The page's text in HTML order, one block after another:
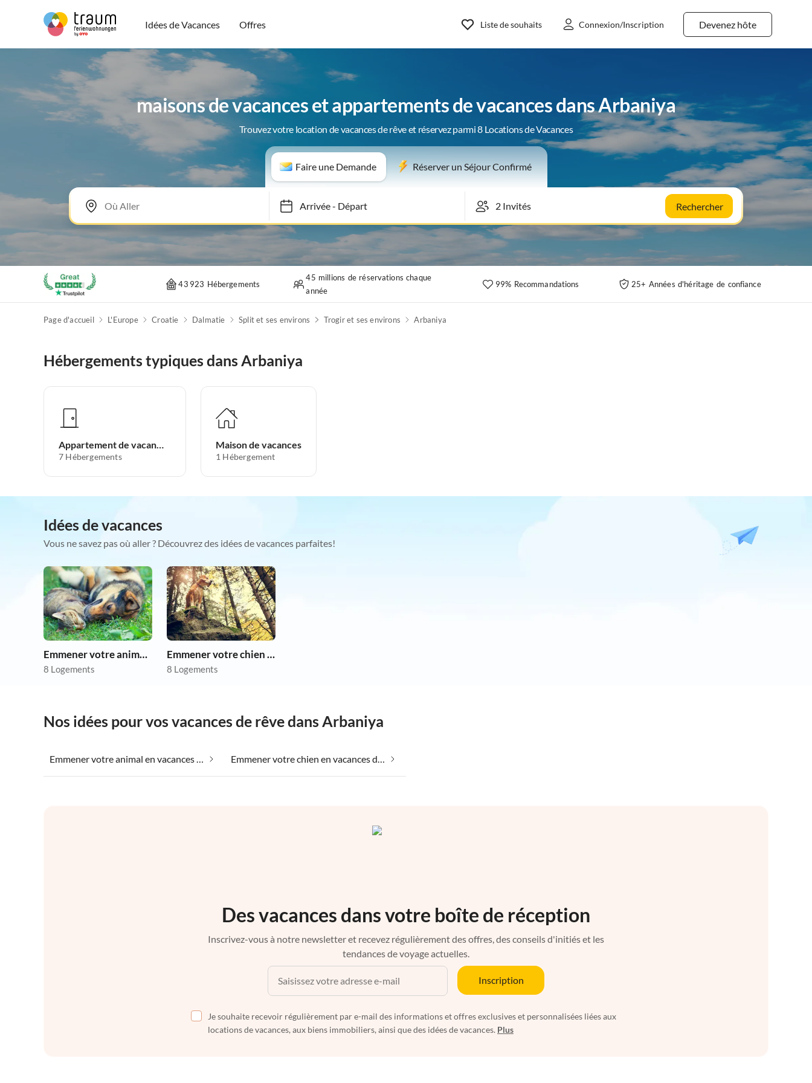
Idées de Vacances Offres Devenez hôte
Liste de souhaits Connexion/Inscription
maisons de vacances et appartements de vacances dans Arbaniya
Trouvez votre location de vacances de rêve et réservez parmi 8 Locations de Vacances
Faire une Demande Réserver un Séjour Confirmé
Arrivée-Départ Rechercher
43 923 Hébergements
45 millions de réservations chaque
année
99% Recommandations 25+ Années d'héritage de confiance
Page d'accueil L'Europe Croatie Dalmatie Split et ses environs Trogir et ses environs Arbaniya
Hébergements typiques dans Arbaniya
Appartement de vacances
7 Hébergements
Maison de vacances
1 Hébergement
Idées de vacances
Vous ne savez pas où aller ? Découvrez des idées de vacances parfaites!
Emmener votre animal en vacances
8 Logements
Emmener votre chien en vacances
8 Logements
Nos idées pour vos vacances de rêve dans Arbaniya
Emmener votre animal en vacances dans Arbaniya Emmener votre chien en vacances dans Arbaniya
Des vacances dans votre boîte de réception
Inscrivez-vous à notre newsletter et recevez régulièrement des offres, des conseils d'initiés et les
tendances de voyage actuelles.
Inscription
Je souhaite recevoir régulièrement par e-mail des informations et offres exclusives et personnalisées liées aux
locations de vacances, aux biens immobiliers, ainsi que des idées de vacances. Plus